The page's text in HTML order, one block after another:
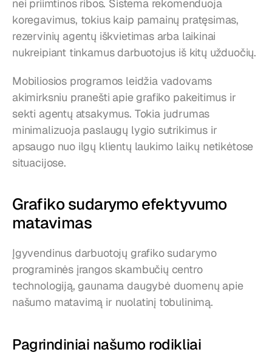
nei priimtinos ribos. Sistema rekomenduoja
koregavimus, tokius kaip pamainų pratęsimas,
rezervinių agentų iškvietimas arba laikinai
nukreipiant tinkamus darbuotojus iš kitų užduočių.
Mobiliosios programos leidžia vadovams
akimirksniu pranešti apie grafiko pakeitimus ir
sekti agentų atsakymus. Tokia judrumas
minimalizuoja paslaugų lygio sutrikimus ir
apsaugo nuo ilgų klientų laukimo laikų netikėtose
situacijose.
Grafiko sudarymo efektyvumo
matavimas
Įgyvendinus darbuotojų grafiko sudarymo
programinės įrangos skambučių centro
technologiją, gaunama daugybė duomenų apie
našumo matavimą ir nuolatinį tobulinimą.
Pagrindiniai našumo rodikliai